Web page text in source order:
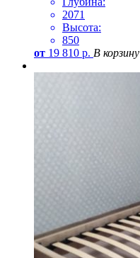
2071
Высота:
850
от 19 810 р. В корзину